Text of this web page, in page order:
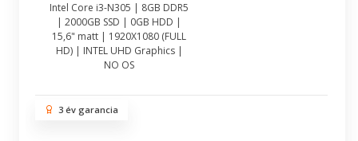
Intel Core i3-N305 | 8GB DDR5
| 2000GB SSD | 0GB HDD |
15,6" matt | 1920X1080 (FULL
HD) | INTEL UHD Graphics |
NO OS
3 év garancia